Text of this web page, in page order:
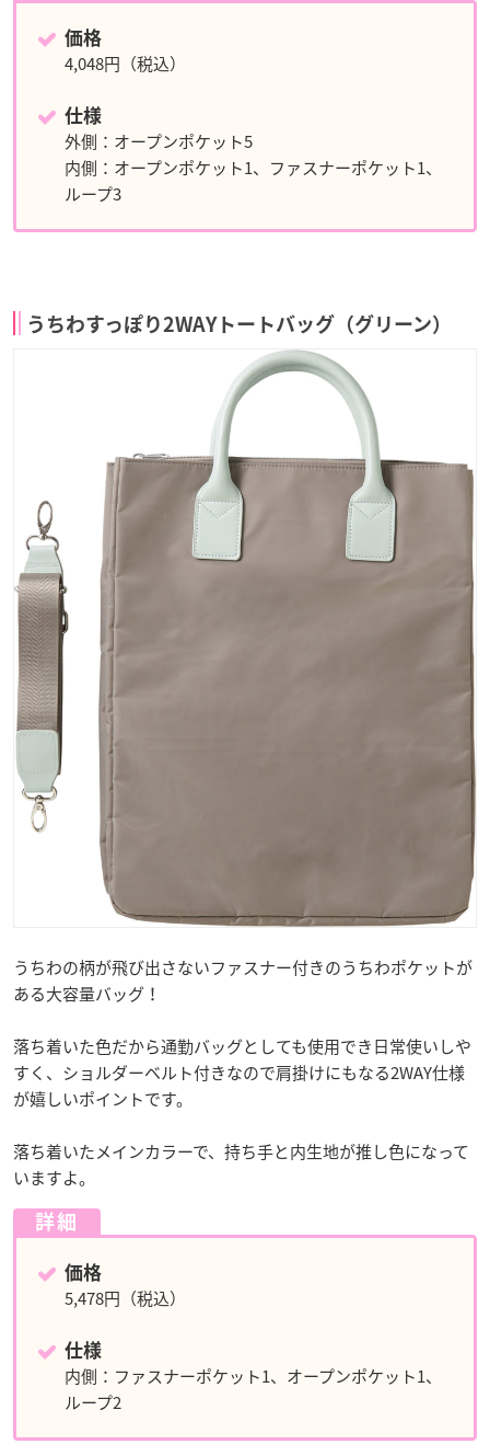
価格
4,048円（税込）
仕様
外側：オープンポケット5
内側：オープンポケット1、ファスナーポケット1、
ループ3
うちわすっぽり2WAYトートバッグ（グリーン）
うちわの柄が飛び出さないファスナー付きのうちわポケットが
ある大容量バッグ！
落ち着いた色だから通勤バッグとしても使用でき日常使いしや
すく、ショルダーベルト付きなので肩掛けにもなる2WAY仕様
が嬉しいポイントです。
落ち着いたメインカラーで、持ち手と内生地が推し色になって
いますよ。
詳細
価格
5,478円（税込）
仕様
内側：ファスナーポケット1、オープンポケット1、
ループ2